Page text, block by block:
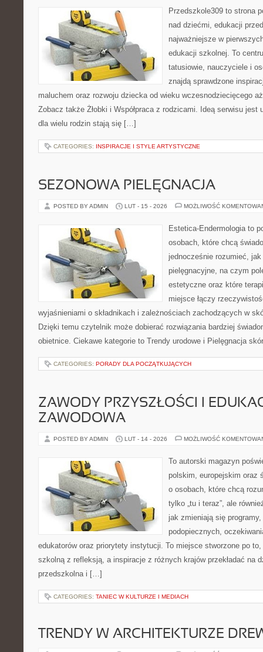
Przedszkole309 to strona
nad dziećmi, edukacji
najważniejsze w
edukacji szkolnej. To
tatusiowie, nauczyciele i
znajdą sprawdzone
maluchem oraz rozwoju dziecka od wieku wczesnodziecięcego
Zobacz także Żłobki i Współpraca z rodzicami. Ideą serwisu jest
dla wielu rodzin stają się […]
CATEGORIES: INSPIRACJE I STYLE ARTYSTYCZNE
SEZONOWA PIELĘGNACJA
POSTED BY ADMIN LUT - 15 - 2026 MOŻLIWOŚĆ
Estetica-Endermologia to
osobach, które chcą
jednocześnie rozumieć, jak
pielęgnacyjne, na czym
estetyczne oraz które
miejsce łączy
wyjaśnieniami o składnikach i zależnościach zachodzących w
Dzięki temu czytelnik może dobierać rozwiązania bardziej
obietnice. Ciekawe kategorie to Trendy urodowe i Pielęgnacja
CATEGORIES: PORADY DLA POCZĄTKUJĄCYCH
ZAWODY PRZYSZŁOŚCI I
ZAWODOWA
POSTED BY ADMIN LUT - 14 - 2026 MOŻLIWOŚĆ
To autorski magazyn
polskim, europejskim oraz
o osobach, które chcą
tylko „tu i teraz”, ale
jak zmieniają się
podopiecznych,
edukatorów oraz priorytety instytucji. To miejsce stworzone po
szkolną z refleksją, a inspiracje z różnych krajów przekładać na
przedszkolna i […]
CATEGORIES: TANIEC W KULTURZE I MEDIACH
TRENDY W ARCHITEKTURZE